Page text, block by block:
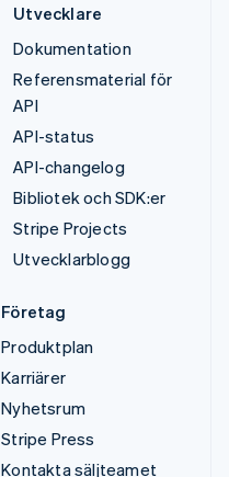
Utvecklare
Dokumentation
Referensmaterial för
API
API-status
API-changelog
Bibliotek och SDK:er
Stripe Projects
Utvecklarblogg
Företag
Produktplan
Karriärer
Nyhetsrum
Stripe Press
Kontakta säljteamet